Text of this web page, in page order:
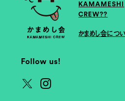
KAMAMESHI
CREW??
かまめし会につ
Follow us!